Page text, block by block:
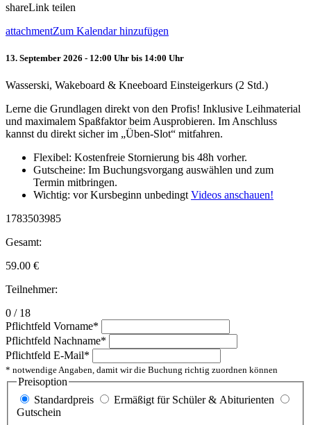
shareLink teilen
attachmentZum Kalendar hinzufügen
13. September 2026 - 12:00 Uhr bis 14:00 Uhr
Wasserski, Wakeboard & Kneeboard Einsteigerkurs (2 Std.)
Lerne die Grundlagen direkt von den Profis! Inklusive Leihmaterial
und maximalem Spaßfaktor beim Ausprobieren. Im Anschluss
kannst du direkt sicher im „Üben-Slot“ mitfahren.
Flexibel: Kostenfreie Stornierung bis 48h vorher.
Gutscheine: Im Buchungsvorgang auswählen und zum
Termin mitbringen.
Wichtig: vor Kursbeginn unbedingt Videos anschauen!
1783503985
Gesamt:
59.00 €
Teilnehmer:
0 / 18
Pflichtfeld Vorname*
Pflichtfeld Nachname*
Pflichtfeld E-Mail*
* notwendige Angaben, damit wir die Buchung richtig zuordnen können
Preisoption
Standardpreis
Ermäßigt für Schüler & Abiturienten
Gutschein